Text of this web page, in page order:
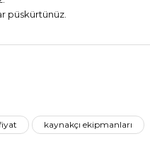
püskürtünüz.
kaynakçı ekipmanları